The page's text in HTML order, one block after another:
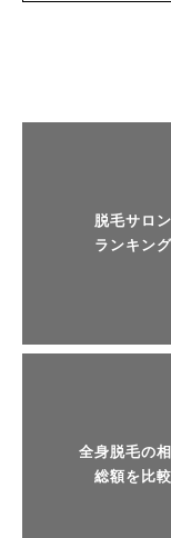
脱毛サロン
ランキング
全身脱毛の
総額を比較